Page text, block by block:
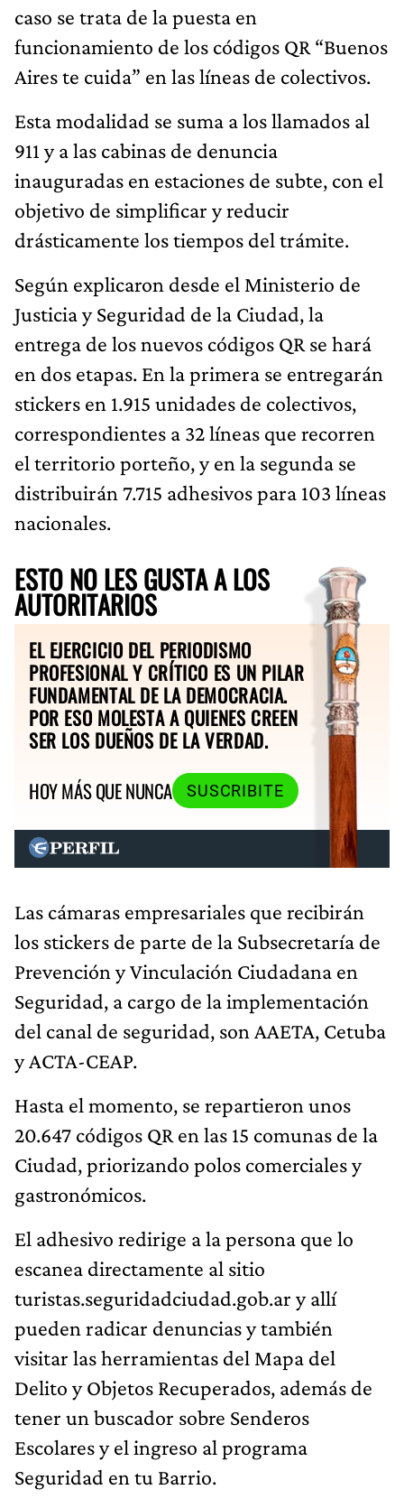
caso se trata de la puesta en
funcionamiento de los códigos QR “Buenos
Aires te cuida” en las líneas de colectivos.
Esta modalidad se suma a los llamados al
911 y a las cabinas de denuncia
inauguradas en estaciones de subte, con el
objetivo de simplificar y reducir
drásticamente los tiempos del trámite.
Según explicaron desde el Ministerio de
Justicia y Seguridad de la Ciudad, la
entrega de los nuevos códigos QR se hará
en dos etapas. En la primera se entregarán
stickers en 1.915 unidades de colectivos,
correspondientes a 32 líneas que recorren
el territorio porteño, y en la segunda se
distribuirán 7.715 adhesivos para 103 líneas
nacionales.
ESTO NO LES GUSTA A LOS
AUTORITARIOS
EL EJERCICIO DEL PERIODISMO
PROFESIONAL Y CRÍTICO ES UN PILAR
FUNDAMENTAL DE LA DEMOCRACIA.
POR ESO MOLESTA A QUIENES CREEN
SER LOS DUEÑOS DE LA VERDAD.
HOY MÁS QUE NUNCA
SUSCRIBITE
Las cámaras empresariales que recibirán
los stickers de parte de la Subsecretaría de
Prevención y Vinculación Ciudadana en
Seguridad, a cargo de la implementación
del canal de seguridad, son AAETA, Cetuba
y ACTA-CEAP.
Hasta el momento, se repartieron unos
20.647 códigos QR en las 15 comunas de la
Ciudad, priorizando polos comerciales y
gastronómicos.
El adhesivo redirige a la persona que lo
escanea directamente al sitio
turistas.seguridadciudad.gob.ar y allí
pueden radicar denuncias y también
visitar las herramientas del Mapa del
Delito y Objetos Recuperados, además de
tener un buscador sobre Senderos
Escolares y el ingreso al programa
Seguridad en tu Barrio.